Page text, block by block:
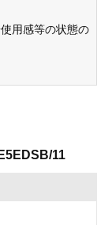
用感等の状態の
11